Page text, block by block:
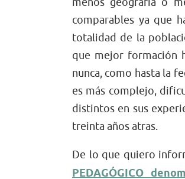
comparables ya que
totalidad de la
que mejor formación
nunca, como hasta la
es más complejo,
distintos en sus
treinta años atras.
De lo que quiero
PEDAGÓGICO